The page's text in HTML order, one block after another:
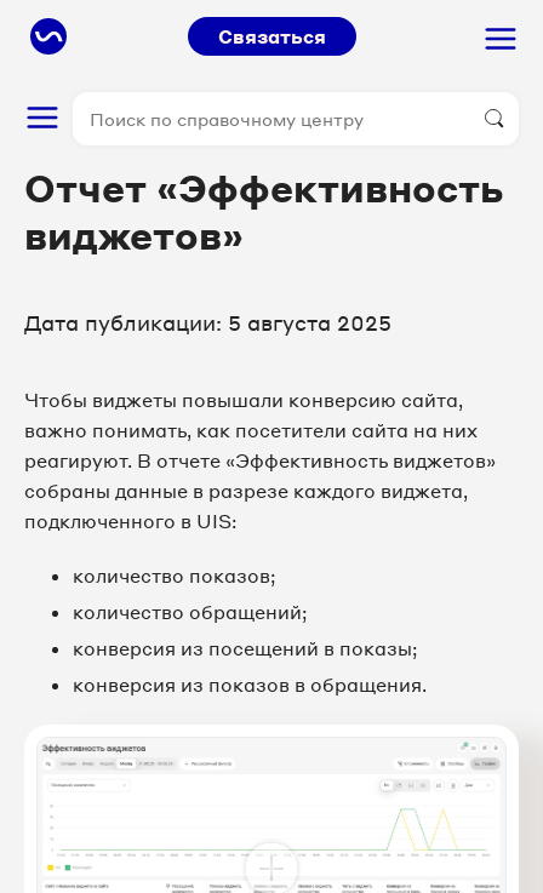
Связаться
Отчет «Эффективность
виджетов»
Дата публикации: 5 августа 2025
Чтобы виджеты повышали конверсию сайта,
важно понимать, как посетители сайта на них
реагируют. В отчете «Эффективность виджетов»
собраны данные в разрезе каждого виджета,
подключенного в UIS:
количество показов;
количество обращений;
конверсия из посещений в показы;
конверсия из показов в обращения.